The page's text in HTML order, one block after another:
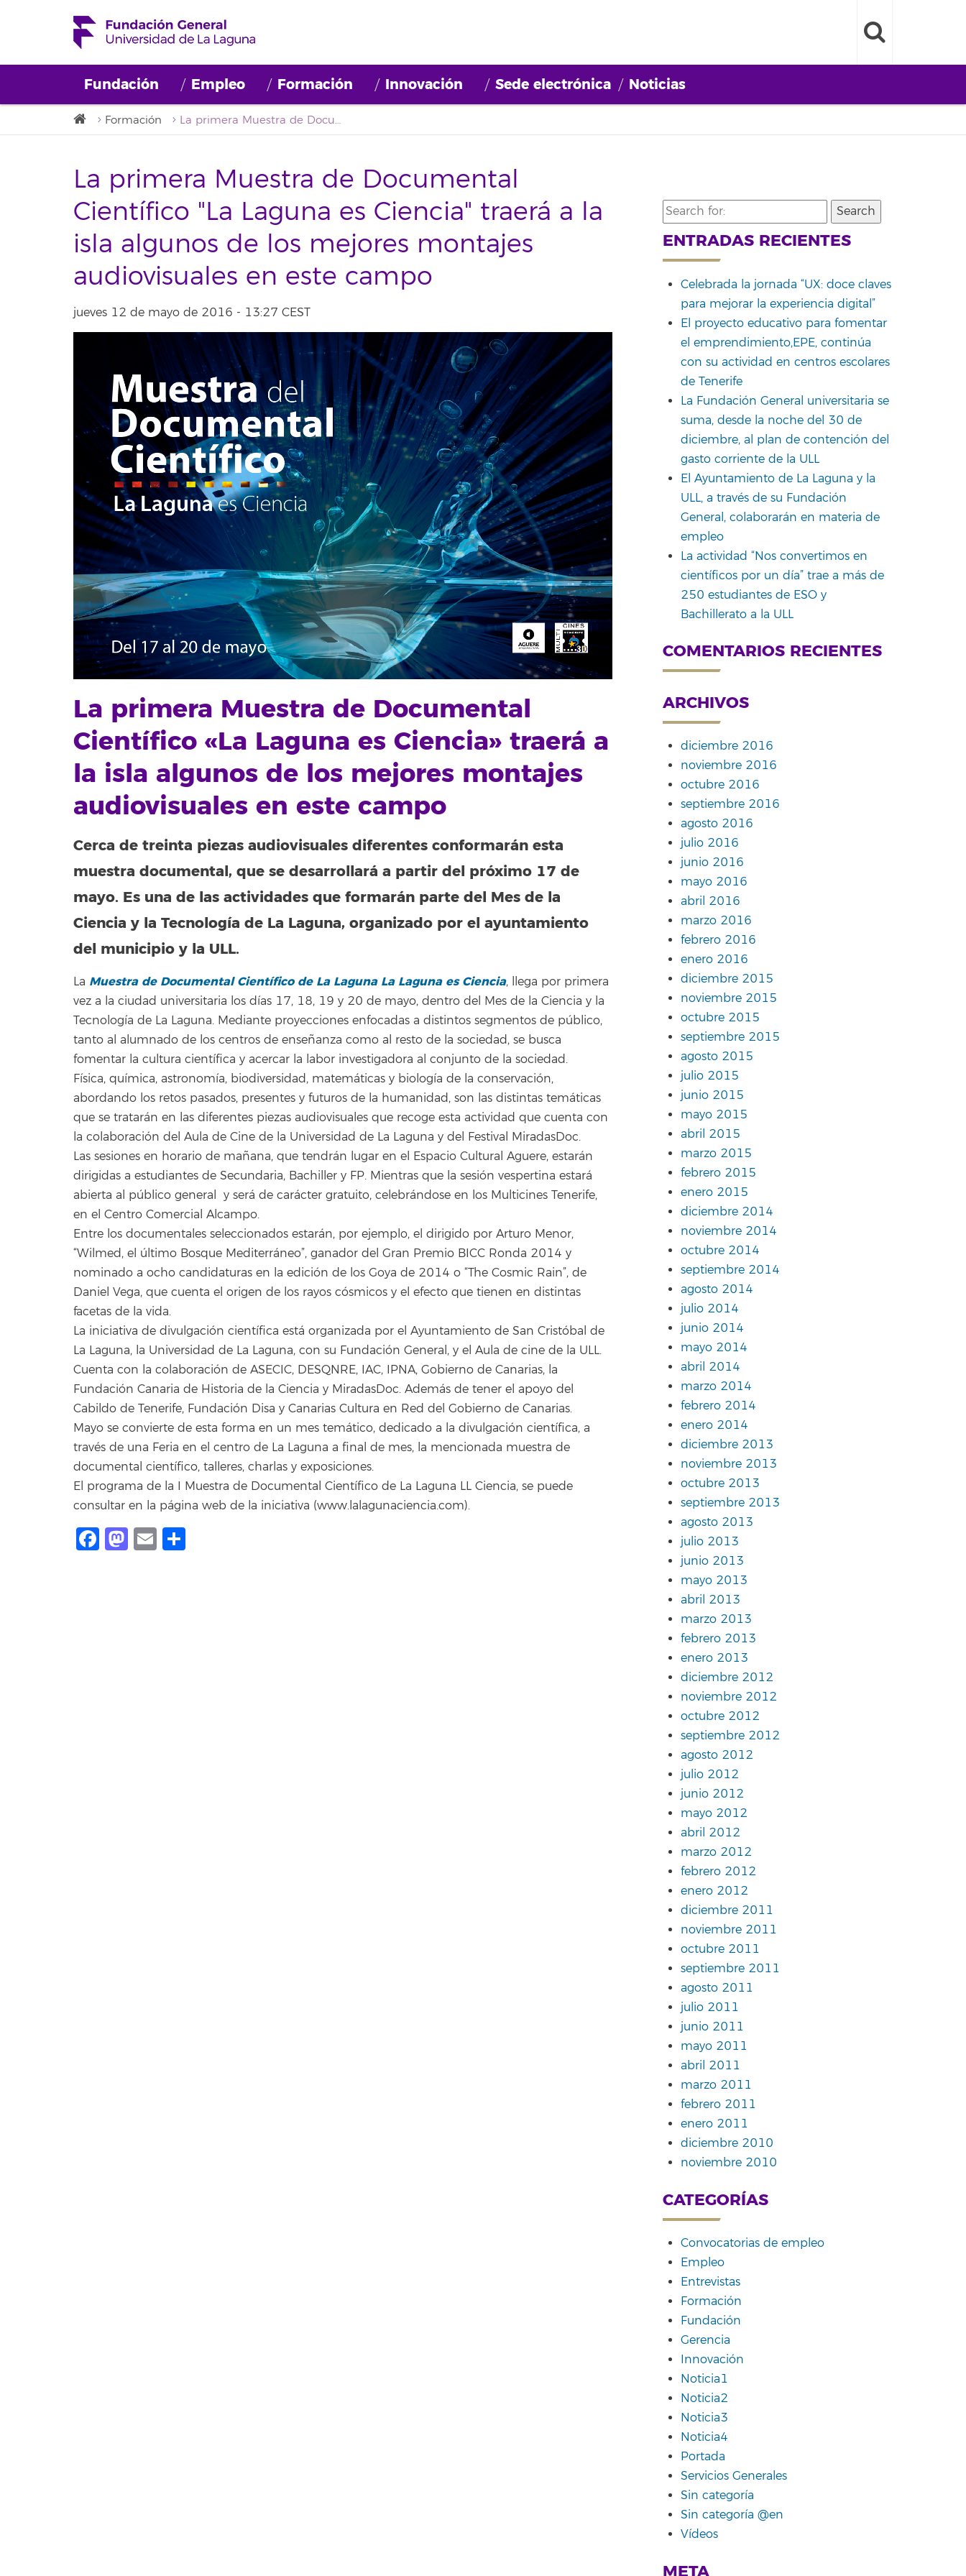
Fundación Empleo Formación Innovación Sede electrónica Noticias
Formación La primera Muestra de Documental Científico "La Laguna es Ciencia" traerá a la isla algunos de los mejores montajes audiovisuales en este campo
La primera Muestra de Documental
Científico "La Laguna es Ciencia" traerá a la
isla algunos de los mejores montajes
audiovisuales en este campo
jueves 12 de mayo de 2016 - 13:27 CEST
La primera Muestra de Documental
Científico «La Laguna es Ciencia» traerá a
la isla algunos de los mejores montajes
audiovisuales en este campo
Cerca de treinta piezas audiovisuales diferentes conformarán esta
muestra documental, que se desarrollará a partir del próximo 17 de
mayo. Es una de las actividades que formarán parte del Mes de la
Ciencia y la Tecnología de La Laguna, organizado por el ayuntamiento
del municipio y la ULL.
La Muestra de Documental Científico de La Laguna La Laguna es Ciencia, llega por primera
vez a la ciudad universitaria los días 17, 18, 19 y 20 de mayo, dentro del Mes de la Ciencia y la
Tecnología de La Laguna. Mediante proyecciones enfocadas a distintos segmentos de público,
tanto al alumnado de los centros de enseñanza como al resto de la sociedad, se busca
fomentar la cultura científica y acercar la labor investigadora al conjunto de la sociedad.
Física, química, astronomía, biodiversidad, matemáticas y biología de la conservación,
abordando los retos pasados, presentes y futuros de la humanidad, son las distintas temáticas
que se tratarán en las diferentes piezas audiovisuales que recoge esta actividad que cuenta con
la colaboración del Aula de Cine de la Universidad de La Laguna y del Festival MiradasDoc.
Las sesiones en horario de mañana, que tendrán lugar en el Espacio Cultural Aguere, estarán
dirigidas a estudiantes de Secundaria, Bachiller y FP. Mientras que la sesión vespertina estará
abierta al público general y será de carácter gratuito, celebrándose en los Multicines Tenerife,
en el Centro Comercial Alcampo.
Entre los documentales seleccionados estarán, por ejemplo, el dirigido por Arturo Menor,
“Wilmed, el último Bosque Mediterráneo”, ganador del Gran Premio BICC Ronda 2014 y
nominado a ocho candidaturas en la edición de los Goya de 2014 o “The Cosmic Rain”, de
Daniel Vega, que cuenta el origen de los rayos cósmicos y el efecto que tienen en distintas
facetas de la vida.
La iniciativa de divulgación científica está organizada por el Ayuntamiento de San Cristóbal de
La Laguna, la Universidad de La Laguna, con su Fundación General, y el Aula de cine de la ULL.
Cuenta con la colaboración de ASECIC, DESQNRE, IAC, IPNA, Gobierno de Canarias, la
Fundación Canaria de Historia de la Ciencia y MiradasDoc. Además de tener el apoyo del
Cabildo de Tenerife, Fundación Disa y Canarias Cultura en Red del Gobierno de Canarias.
Mayo se convierte de esta forma en un mes temático, dedicado a la divulgación científica, a
través de una Feria en el centro de La Laguna a final de mes, la mencionada muestra de
documental científico, talleres, charlas y exposiciones.
El programa de la I Muestra de Documental Científico de La Laguna LL Ciencia, se puede
consultar en la página web de la iniciativa (www.lalagunaciencia.com).
Facebook
Mastodon
Email
Search
for:
ENTRADAS RECIENTES
Celebrada la jornada “UX: doce claves
para mejorar la experiencia digital”
El proyecto educativo para fomentar
el emprendimiento,EPE, continúa
con su actividad en centros escolares
de Tenerife
La Fundación General universitaria se
suma, desde la noche del 30 de
diciembre, al plan de contención del
gasto corriente de la ULL
El Ayuntamiento de La Laguna y la
ULL, a través de su Fundación
General, colaborarán en materia de
empleo
La actividad “Nos convertimos en
científicos por un día” trae a más de
250 estudiantes de ESO y
Bachillerato a la ULL
COMENTARIOS RECIENTES
ARCHIVOS
diciembre 2016
noviembre 2016
octubre 2016
septiembre 2016
agosto 2016
julio 2016
junio 2016
mayo 2016
abril 2016
marzo 2016
febrero 2016
enero 2016
diciembre 2015
noviembre 2015
octubre 2015
septiembre 2015
agosto 2015
julio 2015
junio 2015
mayo 2015
abril 2015
marzo 2015
febrero 2015
enero 2015
diciembre 2014
noviembre 2014
octubre 2014
septiembre 2014
agosto 2014
julio 2014
junio 2014
mayo 2014
abril 2014
marzo 2014
febrero 2014
enero 2014
diciembre 2013
noviembre 2013
octubre 2013
septiembre 2013
agosto 2013
julio 2013
junio 2013
mayo 2013
abril 2013
marzo 2013
febrero 2013
enero 2013
diciembre 2012
noviembre 2012
octubre 2012
septiembre 2012
agosto 2012
julio 2012
junio 2012
mayo 2012
abril 2012
marzo 2012
febrero 2012
enero 2012
diciembre 2011
noviembre 2011
octubre 2011
septiembre 2011
agosto 2011
julio 2011
junio 2011
mayo 2011
abril 2011
marzo 2011
febrero 2011
enero 2011
diciembre 2010
noviembre 2010
CATEGORÍAS
Convocatorias de empleo
Empleo
Entrevistas
Formación
Fundación
Gerencia
Innovación
Noticia1
Noticia2
Noticia3
Noticia4
Portada
Servicios Generales
Sin categoría
Sin categoría @en
Vídeos
META